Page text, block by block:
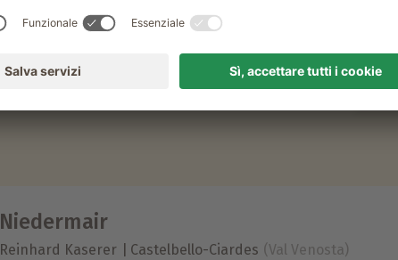
Inserisci la data
Niedermair
Reinhard Kaserer Castelbello-Ciardes (Val Venosta)